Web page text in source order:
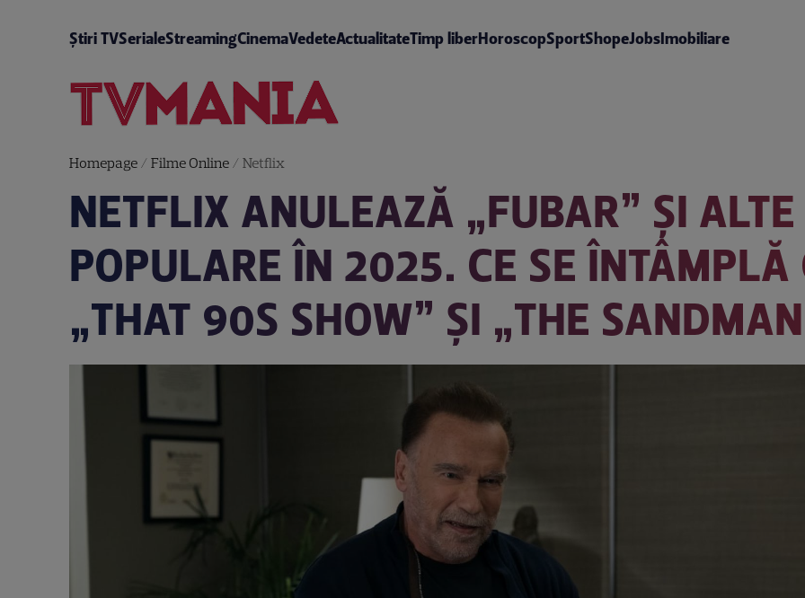
Știri TVSerialeStreamingCinemaVedeteActualitateTimp liberHoroscopSportShopeJobsImobiliare
Homepage/ Filme Online/ Netflix
NETFLIX ANULEAZĂ „FUBAR” ȘI
POPULARE ÎN 2025. CE SE ÎNTÂMPLĂ
„THAT 90S SHOW” ȘI „THE